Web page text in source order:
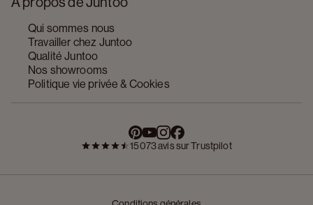
Qui sommes nous
Travailler chez Juntoo
Qualité Juntoo
Nos showrooms
Politique vie privée & Cookies
15073 avis sur Trustpilot